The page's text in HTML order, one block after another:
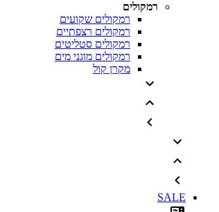
רמקולים
רמקולים שקועים
רמקולים רצפתיים
רמקולים סטליטים
רמקולים מוגני מים
מקרן קול
SALE